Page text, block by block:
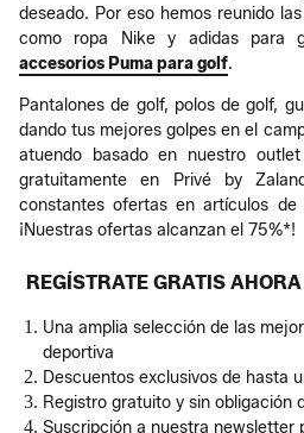
deseado. Por eso hemos reunido
como ropa Nike y adidas para
accesorios Puma para golf.
Pantalones de golf, polos de golf,
dando tus mejores golpes en el
atuendo basado en nuestro
gratuitamente en Privé by
constantes ofertas en artículos de
¡Nuestras ofertas alcanzan el 75%*!
REGÍSTRATE GRATIS
Una amplia selección de las
deportiva
Descuentos exclusivos de hasta
Registro gratuito y sin obligación
Suscripción a nuestra newsletter